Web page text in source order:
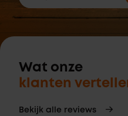
Wat onze
klanten
Bekijk alle reviews